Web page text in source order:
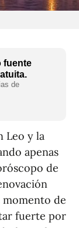
fuente
de
Leo y la
apenas
de
momento de
fuerte por